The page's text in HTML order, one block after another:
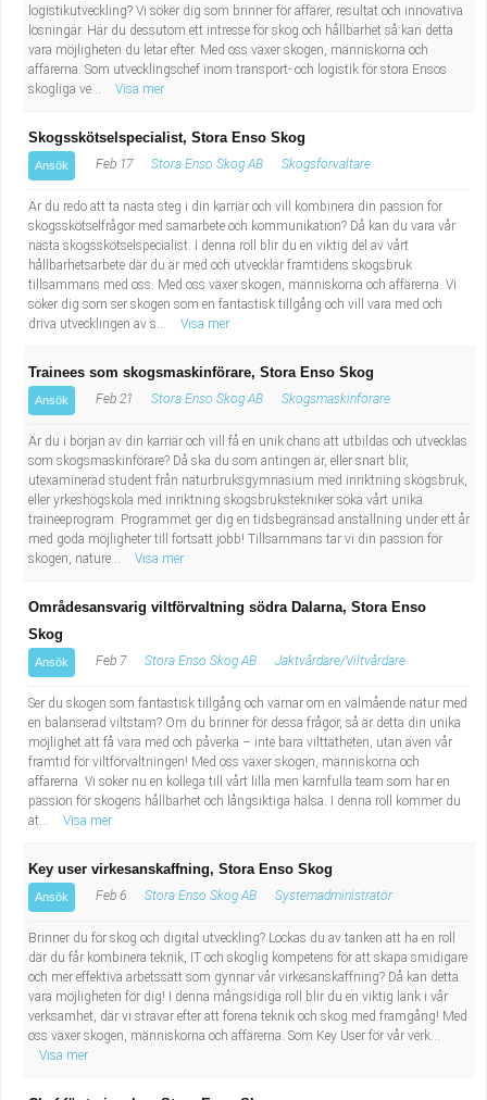
logistikutveckling? Vi söker dig som brinner för affärer, resultat och innovativa
lösningar. Har du dessutom ett intresse för skog och hållbarhet så kan detta
vara möjligheten du letar efter. Med oss växer skogen, människorna och
affärerna. Som utvecklingschef inom transport- och logistik för stora Ensos
skogliga ve...
Visa mer
Skogsskötselspecialist, Stora Enso Skog
Ansök Feb 17 Stora Enso Skog AB Skogsförvaltare
Är du redo att ta nästa steg i din karriär och vill kombinera din passion för
skogsskötselfrågor med samarbete och kommunikation? Då kan du vara vår
nästa skogsskötselspecialist. I denna roll blir du en viktig del av vårt
hållbarhetsarbete där du är med och utvecklar framtidens skogsbruk
tillsammans med oss. Med oss växer skogen, människorna och affärerna. Vi
söker dig som ser skogen som en fantastisk tillgång och vill vara med och
driva utvecklingen av s...
Visa mer
Trainees som skogsmaskinförare, Stora Enso Skog
Ansök Feb 21 Stora Enso Skog AB Skogsmaskinförare
Är du i början av din karriär och vill få en unik chans att utbildas och utvecklas
som skogsmaskinförare? Då ska du som antingen är, eller snart blir,
utexaminerad student från naturbruksgymnasium med inriktning skogsbruk,
eller yrkeshögskola med inriktning skogsbrukstekniker söka vårt unika
traineeprogram. Programmet ger dig en tidsbegränsad anställning under ett år
med goda möjligheter till fortsatt jobb! Tillsammans tar vi din passion för
skogen, nature...
Visa mer
Områdesansvarig viltförvaltning södra Dalarna, Stora Enso
Skog
Ansök Feb 7 Stora Enso Skog AB Jaktvårdare/Viltvårdare
Ser du skogen som fantastisk tillgång och värnar om en välmående natur med
en balanserad viltstam? Om du brinner för dessa frågor, så är detta din unika
möjlighet att få vara med och påverka – inte bara vilttätheten, utan även vår
framtid för viltförvaltningen! Med oss växer skogen, människorna och
affärerna. Vi söker nu en kollega till vårt lilla men kärnfulla team som har en
passion för skogens hållbarhet och långsiktiga hälsa. I denna roll kommer du
at...
Visa mer
Key user virkesanskaffning, Stora Enso Skog
Ansök Feb 6 Stora Enso Skog AB Systemadministratör
Brinner du för skog och digital utveckling? Lockas du av tanken att ha en roll
där du får kombinera teknik, IT och skoglig kompetens för att skapa smidigare
och mer effektiva arbetssätt som gynnar vår virkesanskaffning? Då kan detta
vara möjligheten för dig! I denna mångsidiga roll blir du en viktig länk i vår
verksamhet, där vi strävar efter att förena teknik och skog med framgång! Med
oss växer skogen, människorna och affärerna. Som Key User för vår verk...
Visa mer